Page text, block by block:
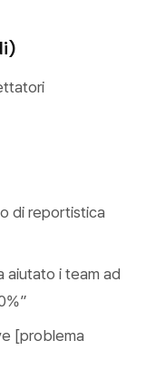
di reportistica
aiutato i team ad
[problema